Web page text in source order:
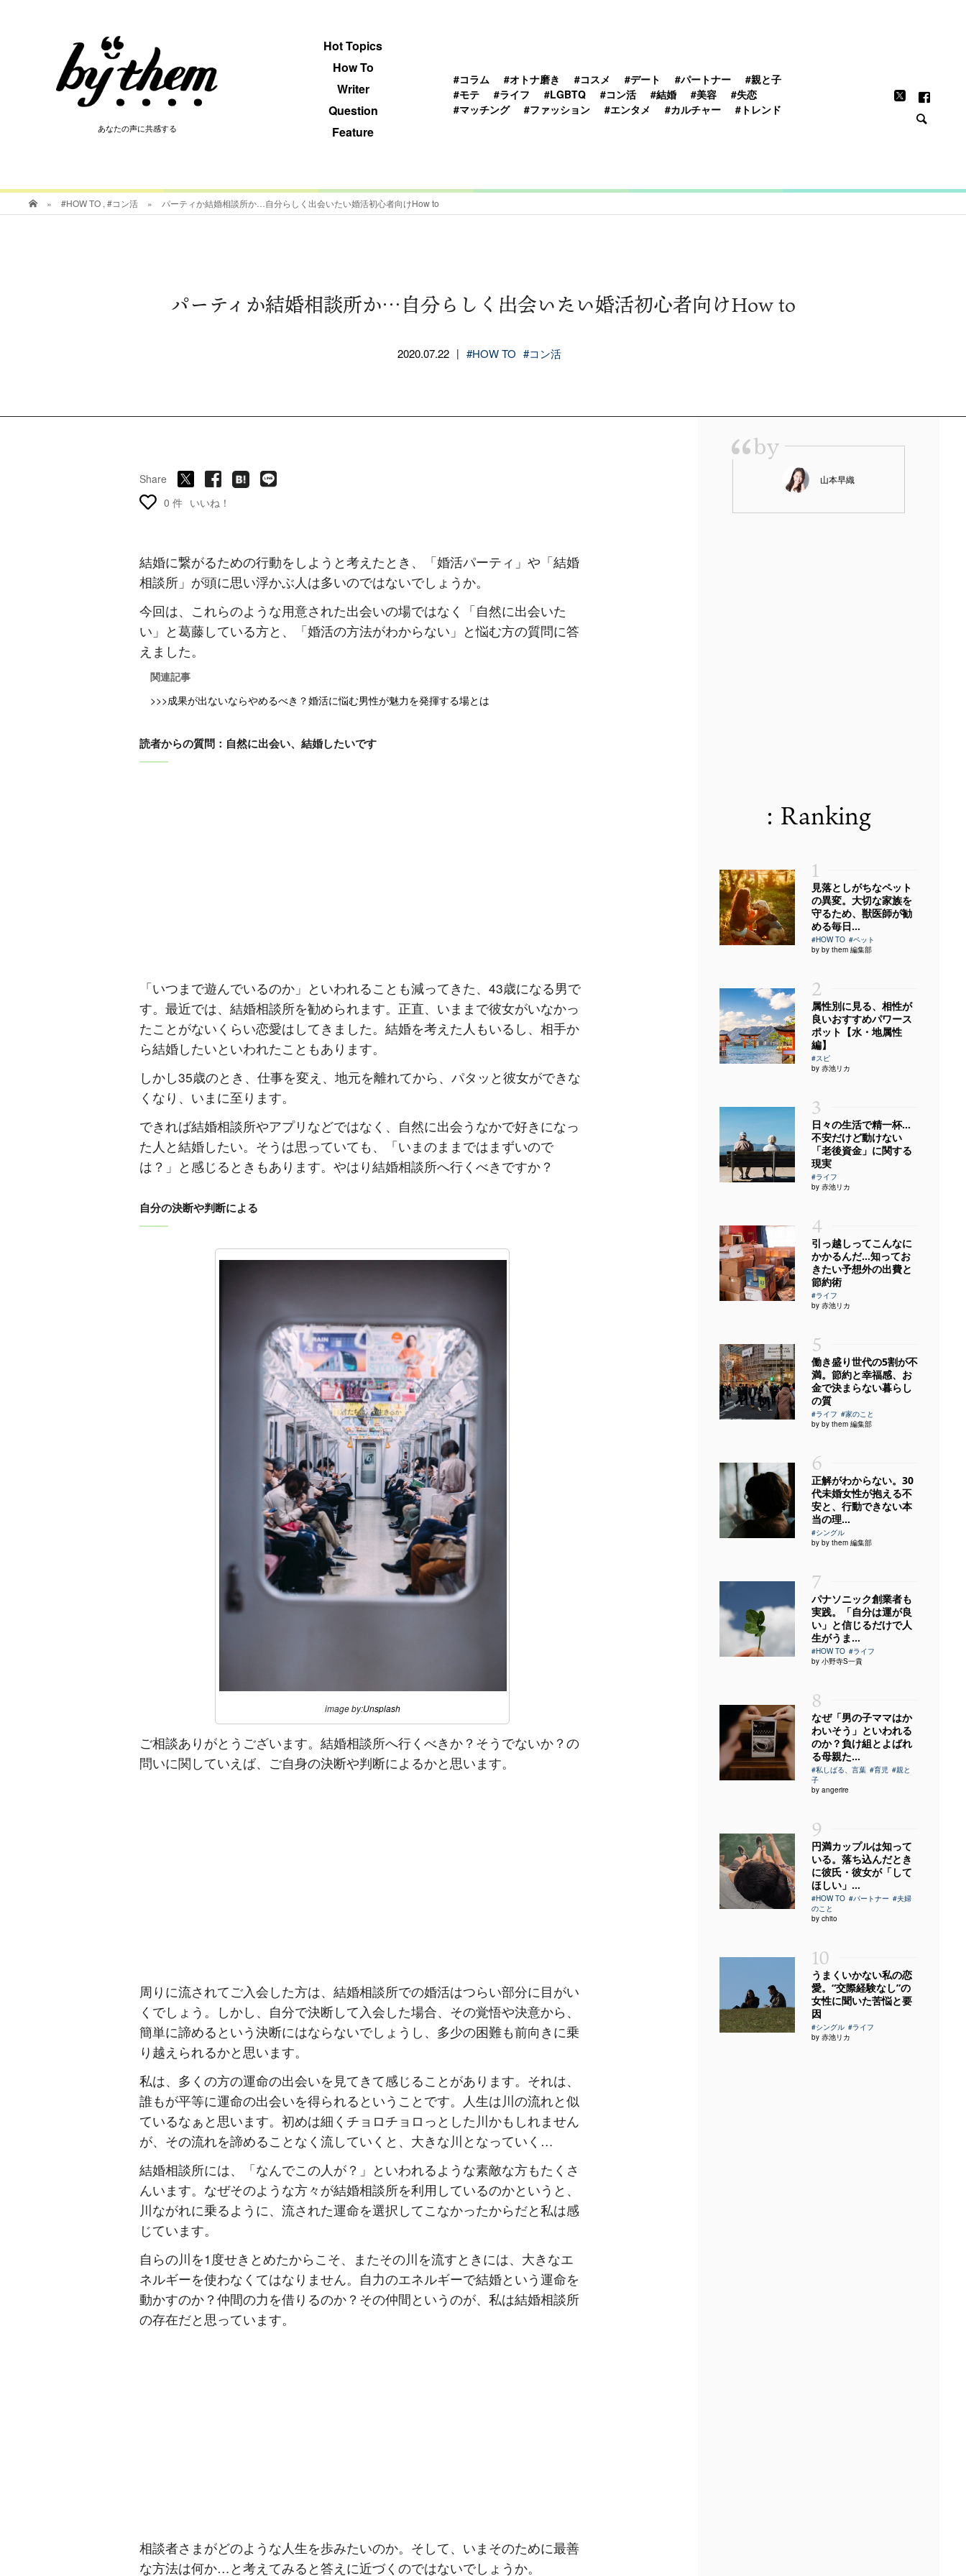
あなたの声に共感する
Hot Topics
How To
Writer
Question
Feature
#コラム #オトナ磨き #コスメ #デート #パートナー
#親と子
#モテ
#ライフ #LGBTQ #コン活 #結婚 #美容
#失恋
#マッチング
#ファッション #エンタメ #カルチャー #トレンド
あなたの声に共感する
» #HOW TO , #コン活 » パーティか結婚相談所か…自分らしく出会いたい婚活初心者向けHow to
パーティか結婚相談所か…自分らしく出会いたい婚活初心者向けHow to
2020.07.22 | #HOW TO #コン活
Share
0 件 いいね！
結婚に繋がるための行動をしようと考えたとき、「婚活パーティ」や「結婚
相談所」が頭に思い浮かぶ人は多いのではないでしょうか。
今回は、これらのような用意された出会いの場ではなく「自然に出会いた
い」と葛藤している方と、「婚活の方法がわからない」と悩む方の質問に答
えました。
関連記事
>>>成果が出ないならやめるべき？婚活に悩む男性が魅力を発揮する場とは
読者からの質問：自然に出会い、結婚したいです
「いつまで遊んでいるのか」といわれることも減ってきた、43歳になる男で
す。最近では、結婚相談所を勧められます。正直、いままで彼女がいなかっ
たことがないくらい恋愛はしてきました。結婚を考えた人もいるし、相手か
ら結婚したいといわれたこともあります。
しかし35歳のとき、仕事を変え、地元を離れてから、パタッと彼女ができな
くなり、いまに至ります。
できれば結婚相談所やアプリなどではなく、自然に出会うなかで好きになっ
た人と結婚したい。そうは思っていても、「いまのままではまずいので
は？」と感じるときもあります。やはり結婚相談所へ行くべきですか？
自分の決断や判断による
image by:Unsplash
ご相談ありがとうございます。結婚相談所へ行くべきか？そうでないか？の
問いに関していえば、ご自身の決断や判断によるかと思います。
周りに流されてご入会した方は、結婚相談所での婚活はつらい部分に目がい
くでしょう。しかし、自分で決断して入会した場合、その覚悟や決意から、
簡単に諦めるという決断にはならないでしょうし、多少の困難も前向きに乗
り越えられるかと思います。
私は、多くの方の運命の出会いを見てきて感じることがあります。それは、
誰もが平等に運命の出会いを得られるということです。人生は川の流れと似
ているなぁと思います。初めは細くチョロチョロっとした川かもしれません
が、その流れを諦めることなく流していくと、大きな川となっていく…
結婚相談所には、「なんでこの人が？」といわれるような素敵な方もたくさ
んいます。なぜそのような方々が結婚相談所を利用しているのかというと、
川ながれに乗るように、流された運命を選択してこなかったからだと私は感
じています。
自らの川を1度せきとめたからこそ、またその川を流すときには、大きなエ
ネルギーを使わなくてはなりません。自力のエネルギーで結婚という運命を
動かすのか？仲間の力を借りるのか？その仲間というのが、私は結婚相談所
の存在だと思っています。
相談者さまがどのような人生を歩みたいのか。そして、いまそのために最善
な方法は何か…と考えてみると答えに近づくのではないでしょうか。
“by
山本早織
: Ranking
1
見落としがちなペット
の異変。大切な家族を
守るため、獣医師が勧
める毎日...
#HOW TO #ペット
by by them 編集部
2
属性別に見る、相性が
良いおすすめパワース
ポット【水・地属性
編】
#スピ
by 赤池リカ
3
日々の生活で精一杯…
不安だけど動けない
「老後資金」に関する
現実
#ライフ
by 赤池リカ
4
引っ越しってこんなに
かかるんだ…知ってお
きたい予想外の出費と
節約術
#ライフ
by 赤池リカ
5
働き盛り世代の5割が不
満。節約と幸福感、お
金で決まらない暮らし
の質
#ライフ #家のこと
by by them 編集部
6
正解がわからない。30
代未婚女性が抱える不
安と、行動できない本
当の理...
#シングル
by by them 編集部
7
パナソニック創業者も
実践。「自分は運が良
い」と信じるだけで人
生がうま...
#HOW TO #ライフ
by 小野寺S一貴
8
なぜ「男の子ママはか
わいそう」といわれる
のか？負け組とよばれ
る母親た...
#私しばる、言葉 #育児 #親と
子
by angerire
9
円満カップルは知って
いる。落ち込んだとき
に彼氏・彼女が「して
ほしい」...
#HOW TO #パートナー #夫婦
のこと
by chito
10
うまくいかない私の恋
愛。“交際経験なし”の
女性に聞いた苦悩と要
因
#シングル #ライフ
by 赤池リカ